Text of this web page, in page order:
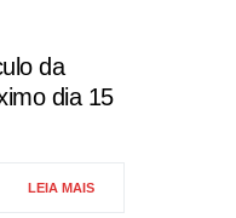
da
dia 15
LEIA MAIS